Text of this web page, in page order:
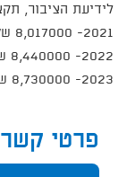
לידיעת הציבור, תקציב
2021- 8,​017000 ש"ח
2022- 8,440000 ש"ח
2023- 8,730000​ ש"ח
פרטי קשר